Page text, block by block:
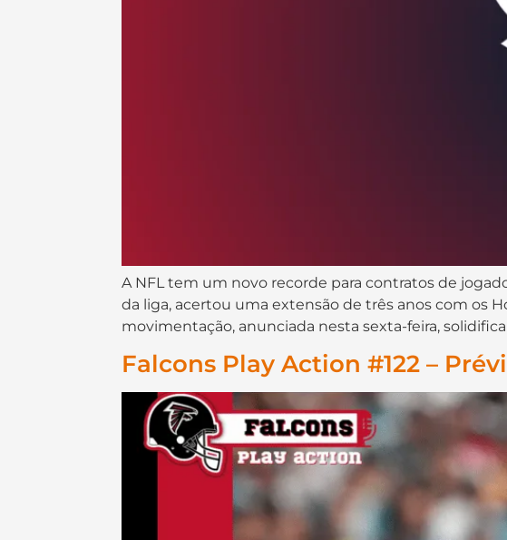
A NFL tem um novo recorde para contratos de
da liga, acertou uma extensão de três anos com os
movimentação, anunciada nesta sexta-feira,
Falcons Play Action #122 –